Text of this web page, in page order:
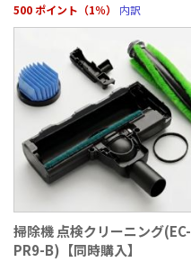
500 ポイント（1％） 内訳
掃除機 点検クリーニング(EC-
PR9-B)【同時購入】